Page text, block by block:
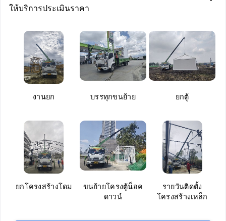
ให้บริการประเมินราคา
งานยก บรรทุกขนย้าย ยกตู้
ยกโครงสร้างโดม
ขนย้ายโครงตู้น็อค
ดาวน์
รายวันติดตั้ง
โครงสร้างเหล็ก